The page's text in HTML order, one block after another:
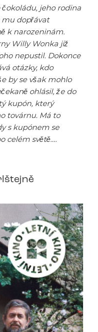
jeho rodina
mu dopřávat
k narozeninám.
Willy Wonka již
nepustil. Dokonce
otázky, kdo
by se však mohlo
ohlásil, že do
kupón, který
továrnu. Má to
s kupónem se
celém světě….